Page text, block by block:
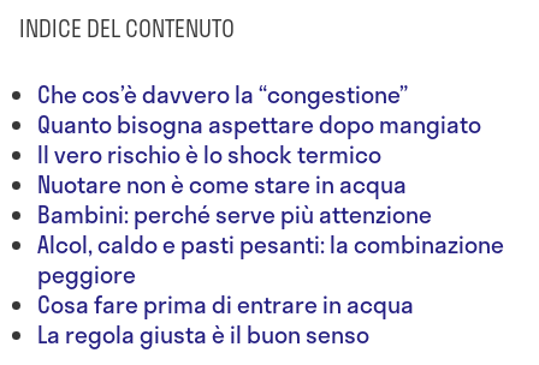
INDICE DEL CONTENUTO
Che cos’è davvero la “congestione”
Quanto bisogna aspettare dopo mangiato
Il vero rischio è lo shock termico
Nuotare non è come stare in acqua
Bambini: perché serve più attenzione
Alcol, caldo e pasti pesanti: la combinazione
peggiore
Cosa fare prima di entrare in acqua
La regola giusta è il buon senso